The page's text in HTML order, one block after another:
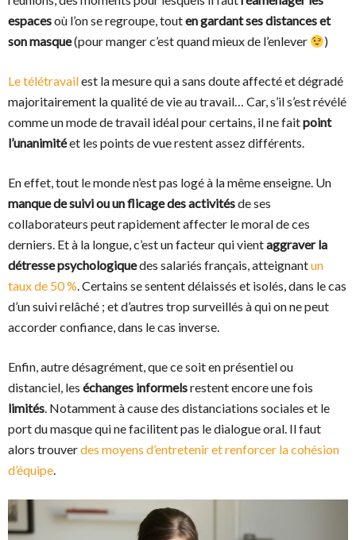
espacesoù l’on se regroupe, touten gardant ses distances et
son masque(pour manger c’est quand mieux de l’enlever )
Le télétravailest la mesure qui a sans doute affecté et dégradé
majoritairement la qualité de vie au travail… Car, s’il s’est révélé
comme un mode de travail idéal pour certains, il ne faitpoint
l’unanimitéet les points de vue restent assez différents.
En effet, tout le monde n’est pas logé à la même enseigne. Un
manque de suivi ou un flicage des activitésde ses
collaborateurs peut rapidement affecter le moral de ces
derniers. Et à la longue, c’est un facteur qui vientaggraver la
détresse psychologiquedes salariés français, atteignantun
taux de 50 %. Certains se sentent délaissés et isolés, dans le cas
d’un suivi relâché ; et d’autres trop surveillés à qui on ne peut
accorder confiance, dans le cas inverse.
Enfin, autre désagrément, que ce soit en présentiel ou
distanciel, les échanges informelsrestent encore une fois
limités. Notamment à cause des distanciations sociales et le
port du masque qui ne facilitent pas le dialogue oral. Il faut
alors trouverdes moyens d’entretenir et renforcer la cohésion
d’équipe.